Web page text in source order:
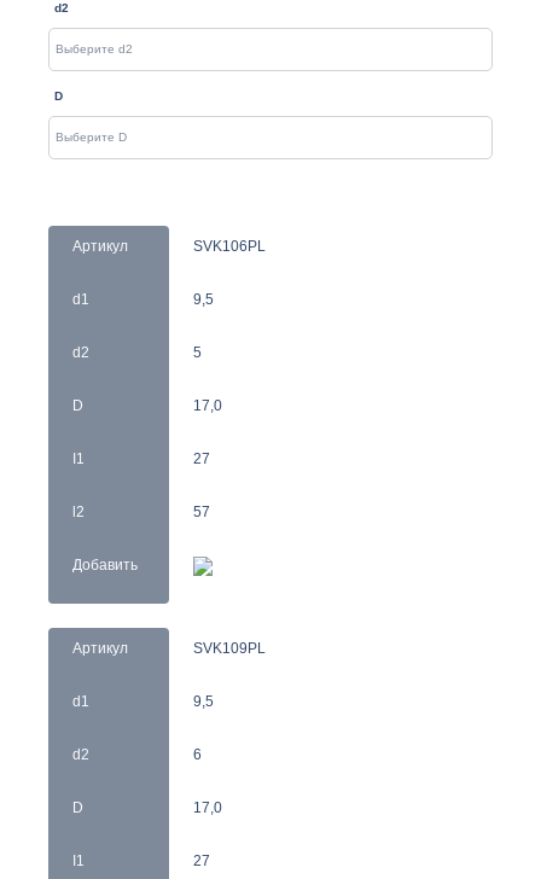
d2
D
Артикул
d1
d2
D
I1
l2
Добавить
SVK106PL
9,5
5
17,0
27
57
Артикул
d1
d2
D
I1
SVK109PL
9,5
6
17,0
27